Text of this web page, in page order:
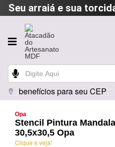
Seu arraiá e sua
benefícios para seu CEP
Opa
Stencil Pintura
30,5x30,5 Opa
Clique e veja!